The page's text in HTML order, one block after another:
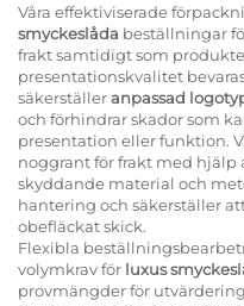
Våra effektiviserade
smyckeslåda beställningar
frakt samtidigt som
presentationskvalitet
säkerställeranpassad
och förhindrar skador som
presentation eller funktion.
noggrant för frakt med hjälp
skyddande material och
hantering och säkerställer
obefläckat skick.
Flexibla
volymkrav för luxus
provmängder för